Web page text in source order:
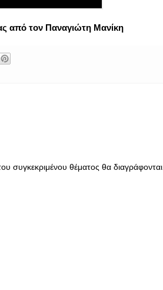
από τον Παναγιώτη Μανίκη
συγκεκριμένου θέματος θα διαγράφονται.